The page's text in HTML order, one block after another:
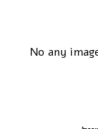
No any